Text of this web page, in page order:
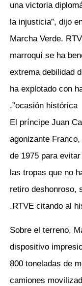
una victoria
la injusticia”, dijo
Marcha Verde.
marroquí se ha
extrema debilidad
ha explotado con
ocasión histórica”.
El príncipe Juan
agonizante
de 1975 para
las tropas que no
retiro deshonroso,
RTVE citando al
Sobre el terreno,
dispositivo
800 toneladas de
camiones